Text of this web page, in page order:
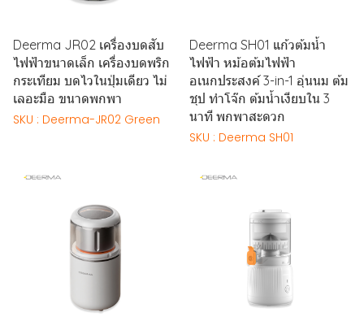
Deerma JR02 เครื่องบดสับ
ไฟฟ้าขนาดเล็ก เครื่องบดพริก
กระเทียม บดไวในปุ่มเดียว ไม่
เลอะมือ ขนาดพกพา
SKU : Deerma-JR02 Green
Deerma SH01 แก้วต้มน้ำ
ไฟฟ้า หม้อต้มไฟฟ้า
อเนกประสงค์ 3-in-1 อุ่นนม ต้ม
ชุป ทำโจ๊ก ต้มน้ำเงียบใน 3
นาที พกพาสะดวก
SKU : Deerma SH01